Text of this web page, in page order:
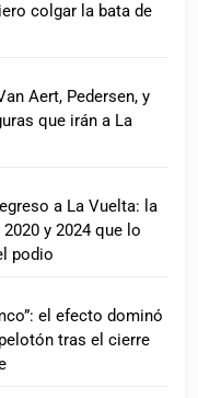
colgar la bata de
Aert, Pedersen, y
que irán a La
a La Vuelta: la
y 2024 que lo
podio
el efecto dominó
tras el cierre